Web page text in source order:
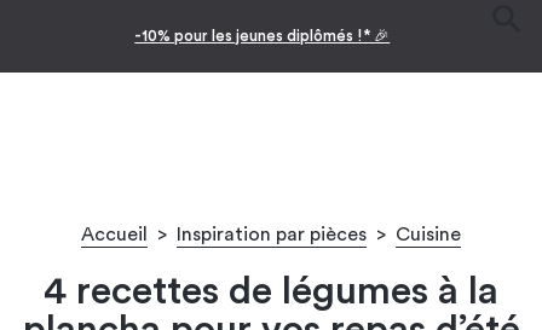
Facilitez vos achats avec le paiement en 10x
Accueil > Inspiration par pièces > Cuisine
4 recettes de légumes à la